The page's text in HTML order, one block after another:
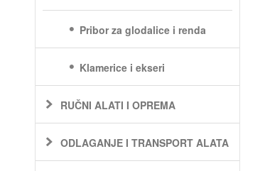
Pribor za glodalice i renda
Klamerice i ekseri
RUČNI ALATI I OPREMA
ODLAGANJE I TRANSPORT ALATA